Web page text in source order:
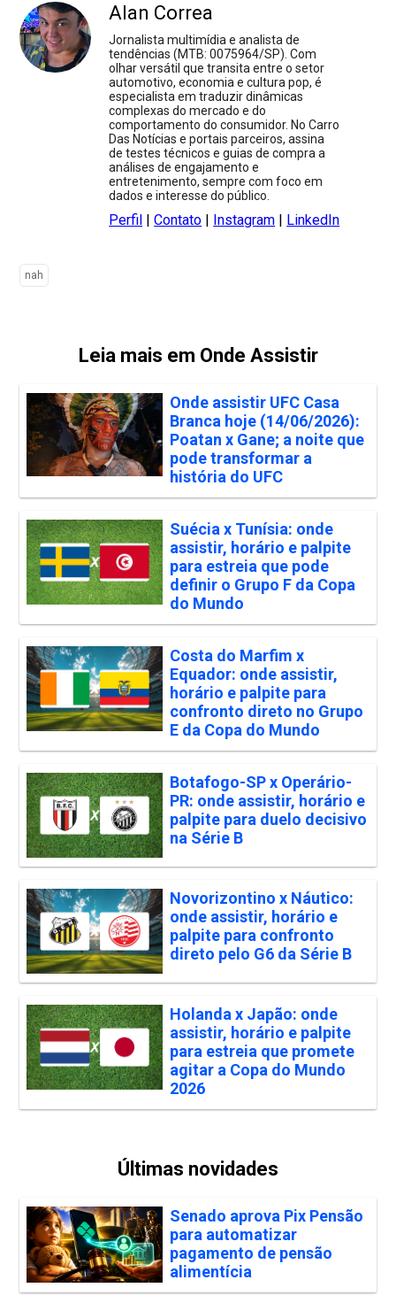
Alan Correa
Jornalista multimídia e analista de
tendências (MTB: 0075964/SP). Com
olhar versátil que transita entre o setor
automotivo, economia e cultura pop, é
especialista em traduzir dinâmicas
complexas do mercado e do
comportamento do consumidor. No Carro
Das Notícias e portais parceiros, assina
de testes técnicos e guias de compra a
análises de engajamento e
entretenimento, sempre com foco em
dados e interesse do público.
Perfil |Contato | Instagram | LinkedIn
nah
Leia mais em Onde Assistir
Onde assistir UFC Casa
Branca hoje (14/06/2026):
Poatan x Gane; a noite que
pode transformar a
história do UFC
Suécia x Tunísia: onde
assistir, horário e palpite
para estreia que pode
definir o Grupo F da Copa
do Mundo
Costa do Marfim x
Equador: onde assistir,
horário e palpite para
confronto direto no Grupo
E da Copa do Mundo
Botafogo-SP x Operário-
PR: onde assistir, horário e
palpite para duelo decisivo
na Série B
Novorizontino x Náutico:
onde assistir, horário e
palpite para confronto
direto pelo G6 da Série B
Holanda x Japão: onde
assistir, horário e palpite
para estreia que promete
agitar a Copa do Mundo
2026
Últimas novidades
Senado aprova Pix Pensão
para automatizar
pagamento de pensão
alimentícia